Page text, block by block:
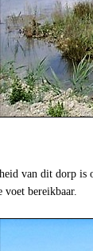
van dit dorp
bereikbaar.